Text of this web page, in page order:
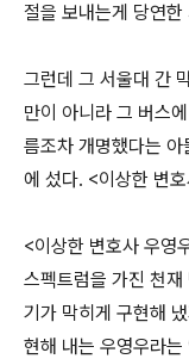
절을 보내는게 당연한
그런데 그 서울대 간
만이 아니라 그 버스
름조차 개명했다는
에 섰다. <이상한 변
<이상한 변호사 우영
스펙트럼을 가진 천
기가 막히게 구현해
현해 내는 우영우라